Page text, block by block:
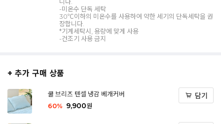
-미온수 단독 세탁
30℃이하의 미온수를 사용하여 약한 세기의 단독세탁을 권
장합니다.
*기계세탁시, 용량에 맞게 사용
-건조기 사용 금지
+ 추가 구매 상품
쿨 브리즈 텐셀 냉감 베개커버
60% 9,900원
담기